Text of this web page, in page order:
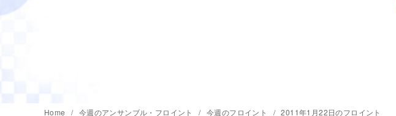
Home 今週のアンサンブル・フロイント 今週のフロイント 2011年1月22日のフロイント